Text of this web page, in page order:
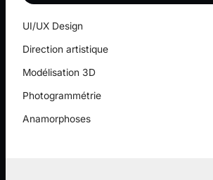
UI/UX Design
Direction artistique
Modélisation 3D
Photogrammétrie
Anamorphoses